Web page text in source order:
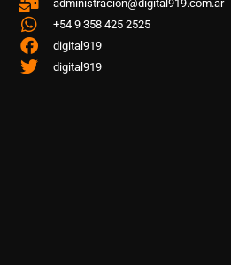
administracion@digital919.com.ar
+54 9 358 425 2525
digital919
digital919